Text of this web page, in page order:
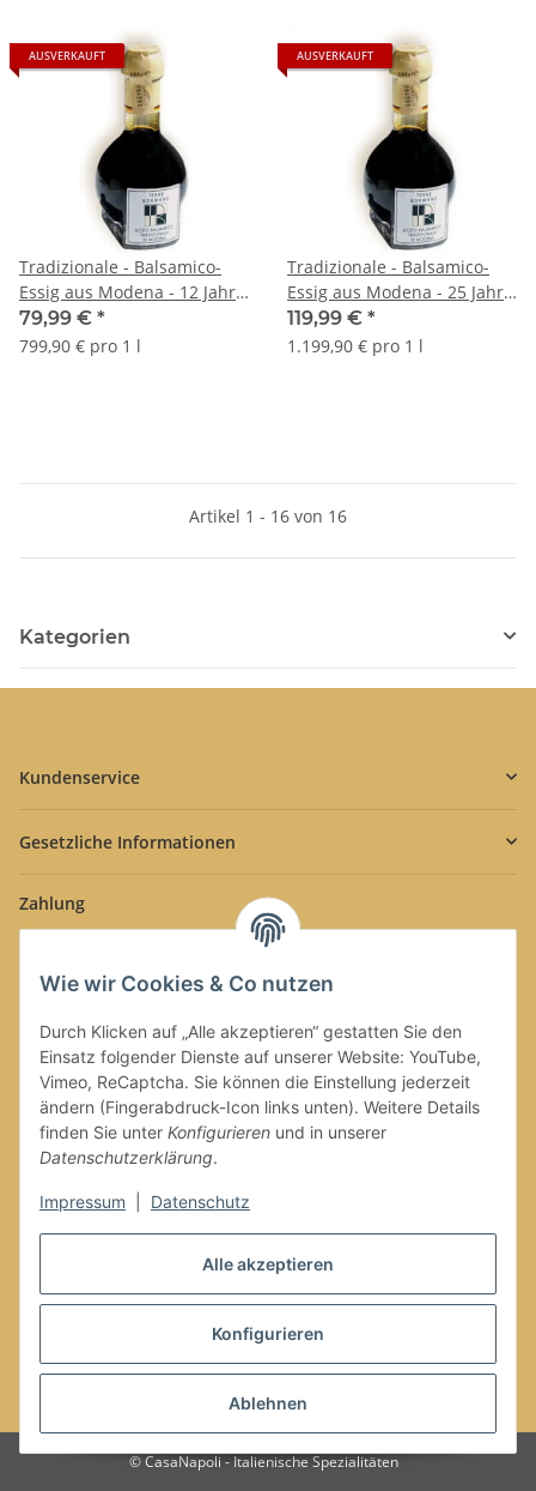
Alle akzeptieren
Konfigurieren
Ablehnen
Wie wir Cookies & Co nutzen
Durch Klicken auf „Alle akzeptieren“ gestatten Sie den
Einsatz folgender Dienste auf unserer Website: YouTube,
Vimeo, ReCaptcha. Sie können die Einstellung jederzeit
ändern (Fingerabdruck-Icon links unten). Weitere Details
finden Sie unter Konfigurieren und in unserer
Datenschutzerklärung.
Impressum Datenschutz
AUSVERKAUFT
Tradizionale - Balsamico-
Essig aus Modena - 12 Jahre
79,99 € *
799,90 € pro 1 l
AUSVERKAUFT
Tradizionale - Balsamico-
Essig aus Modena - 25 Jahre
119,99 € *
1.199,90 € pro 1 l
Artikel 1 - 16 von 16
Kategorien
Kundenservice
Gesetzliche Informationen
Zahlung
Versand
Vertrag widerrufen
* Alle Preise inkl. gesetzlicher USt., zzgl.Versand
© CasaNapoli - Italienische Spezialitäten